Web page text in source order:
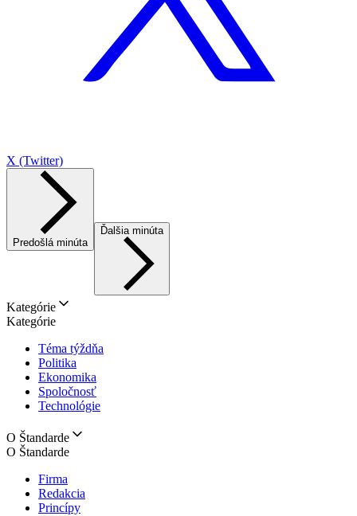
X (Twitter)
Predošlá minúta
Ďalšia minúta
Kategórie
Kategórie
Téma týždňa
Politika
Ekonomika
Spoločnosť
Technológie
O Štandarde
O Štandarde
Firma
Redakcia
Princípy